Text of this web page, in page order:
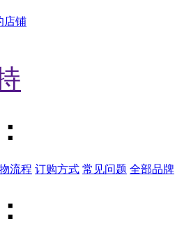
店铺
流程 订购方式 常见问题 全部品牌